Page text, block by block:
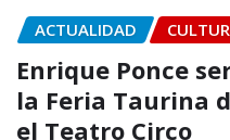
ACTUALIDAD
Enrique Ponce
la Feria Taurina
el Teatro Circo